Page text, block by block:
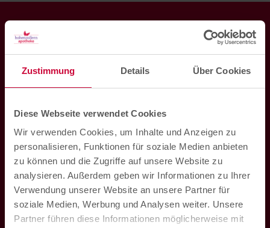
Zustimmung Details Über Cookies
Diese Webseite verwendet Cookies
Wir verwenden Cookies, um Inhalte und Anzeigen zu
personalisieren, Funktionen für soziale Medien anbieten
zu können und die Zugriffe auf unsere Website zu
analysieren. Außerdem geben wir Informationen zu Ihrer
Verwendung unserer Website an unsere Partner für
soziale Medien, Werbung und Analysen weiter. Unsere
Partner führen diese Informationen möglicherweise mit
Hohenzollern Apotheke am Ring
Hohenzollernring 59
48145 Münster